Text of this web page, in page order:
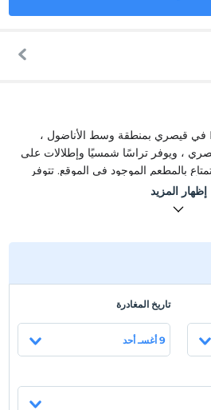
يقع Korkmaz Residence في قيصري بمنطقة وسط الأناضول ،
قيصري ، ويوفر تراسًا شمسيًا وإطلالات على
بالمطعم الموجود في الموقع. تتوفر
في الموقع. تحتوي جميع الغرف على
على منطقة جلوس حيث يمكنك
في الموقع. تحتوي جميع الغرف على
على منطقة جلوس حيث يمكنك
الاسترخاء فيها. يوفر Korkmaz Residence خدمة الواي فاي
إظهار المزيد
تاريخ المغادرة
9 أغسـ أحد